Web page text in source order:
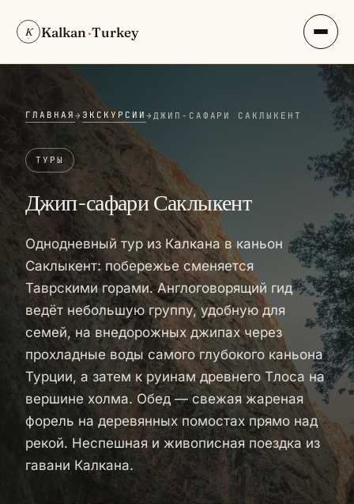
K Kalkan·Turkey
ГЛАВНАЯ → ЭКСКУРСИИ → ДЖИП-САФАРИ САКЛЫКЕНТ
ТУРЫ
Джип-сафари Саклыкент
Однодневный тур из Калкана в каньон
Саклыкент: побережье сменяется
Таврскими горами. Англоговорящий гид
ведёт небольшую группу, удобную для
семей, на внедорожных джипах через
прохладные воды самого глубокого каньона
Турции, а затем к руинам древнего Тлоса на
вершине холма. Обед — свежая жареная
форель на деревянных помостах прямо над
рекой. Неспешная и живописная поездка из
гавани Калкана.